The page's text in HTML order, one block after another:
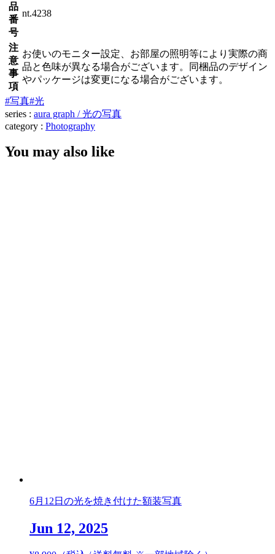
品
番
号
nt.4238
注
意
事
項
お使いのモニター設定、お部屋の照明等により実際の商
品と色味が異なる場合がございます。同梱品のデザイン
やパッケージは変更になる場合がございます。
#写真#光
series : aura graph / 光の写真
category : Photography
You may also like
6月12日の光を焼き付けた額装写真
Jun 12, 2025